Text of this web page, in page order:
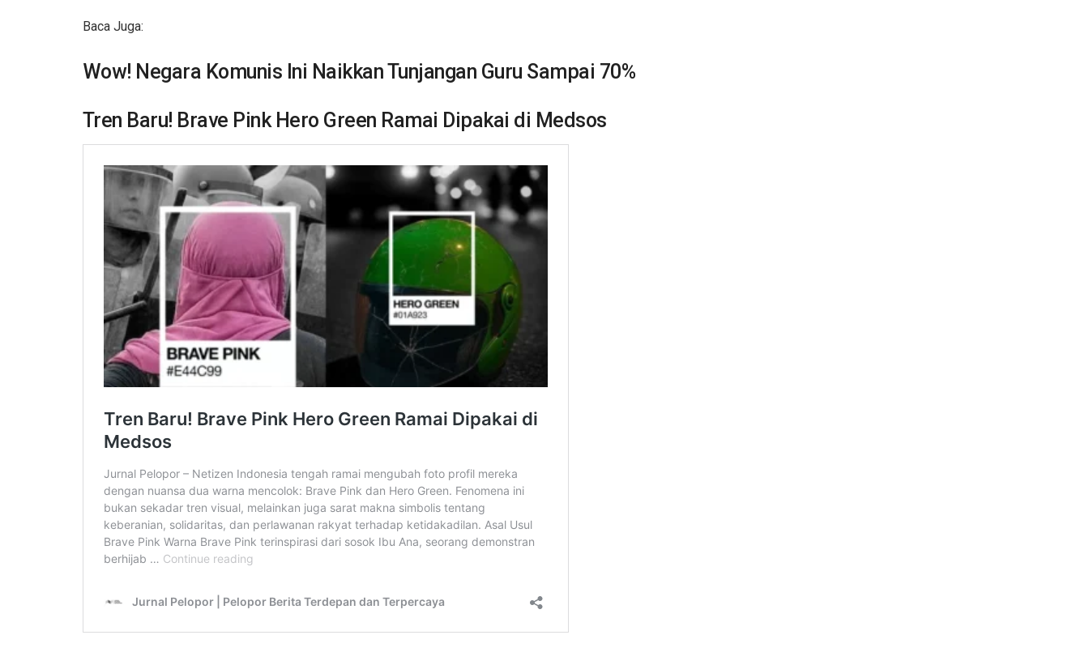
Baca Juga:
Wow! Negara Komunis Ini Naikkan Tunjangan Guru Sampai 70%
Tren Baru! Brave Pink Hero Green Ramai Dipakai di Medsos